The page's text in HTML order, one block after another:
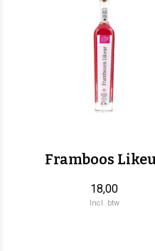
Framboos
18,00
Incl. btw